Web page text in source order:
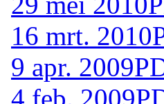
16 mrt. 2010
9 apr. 2009
4 feb. 2009